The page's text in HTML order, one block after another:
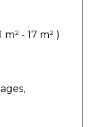
- 17 m² )